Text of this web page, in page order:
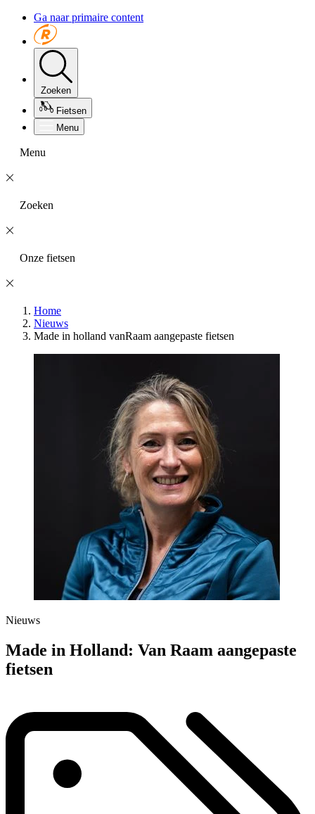
Ga naar primaire content
Zoeken
Fietsen
Menu
Menu
Zoeken
Onze fietsen
Home
Nieuws
Made in holland vanRaam aangepaste fietsen
Nieuws
Made in Holland: Van Raam aangepaste
fietsen